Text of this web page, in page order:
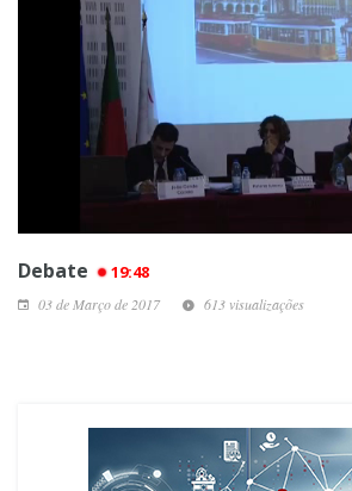
Debate 19:48
03 de Março de 2017 613 visualizações